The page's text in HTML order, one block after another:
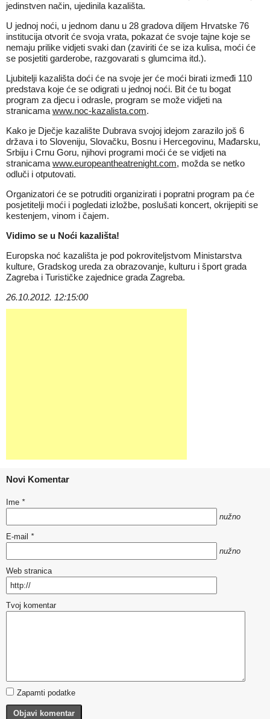
jedinstven način, ujedinila kazališta.
U jednoj noći, u jednom danu u 28 gradova diljem Hrvatske 76
institucija otvorit će svoja vrata, pokazat će svoje tajne koje se
nemaju prilike vidjeti svaki dan (zaviriti će se iza kulisa, moći će
se posjetiti garderobe, razgovarati s glumcima itd.).
Ljubitelji kazališta doći će na svoje jer će moći birati izmeđi 110
predstava koje će se odigrati u jednoj noći. Bit će tu bogat
program za djecu i odrasle, program se može vidjeti na
stranicama www.noc-kazalista.com.
Kako je Dječje kazalište Dubrava svojoj idejom zarazilo još 6
država i to Sloveniju, Slovačku, Bosnu i Hercegovinu, Mađarsku,
Srbiju i Crnu Goru, njihovi programi moći će se vidjeti na
stranicama www.europeantheatrenight.com, možda se netko
odluči i otputovati.
Organizatori će se potruditi organizirati i popratni program pa će
posjetitelji moći i pogledati izložbe, poslušati koncert, okrijepiti se
kestenjem, vinom i čajem.
Vidimo se u Noći kazališta!
Europska noć kazališta je pod pokroviteljstvom Ministarstva
kulture, Gradskog ureda za obrazovanje, kulturu i šport grada
Zagreba i Turističke zajednice grada Zagreba.
26.10.2012. 12:15:00
Novi Komentar
Ime *
nužno
E-mail *
nužno
Web stranica
Tvoj komentar
Zapamti podatke
Objavi komentar